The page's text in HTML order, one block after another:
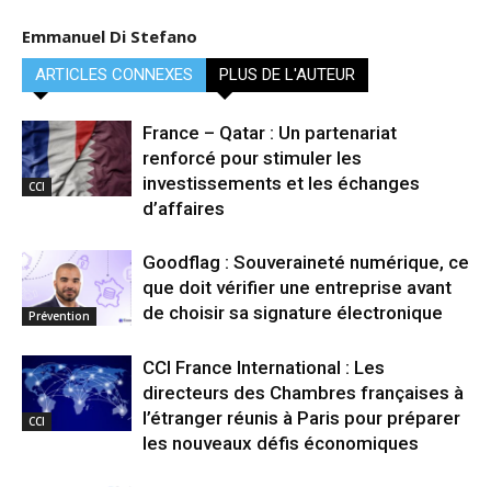
Emmanuel Di Stefano
ARTICLES CONNEXES PLUS DE L'AUTEUR
CCI
France – Qatar : Un partenariat
renforcé pour stimuler les
investissements et les échanges
d’affaires
Prévention
Goodflag : Souveraineté numérique, ce
que doit vérifier une entreprise avant
de choisir sa signature électronique
CCI
CCI France International : Les
directeurs des Chambres françaises à
l’étranger réunis à Paris pour préparer
les nouveaux défis économiques